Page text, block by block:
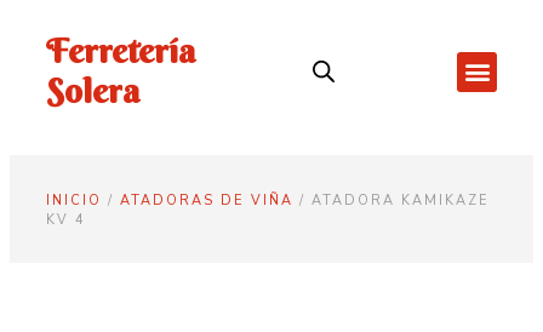
Ferretería
Solera
INICIO / ATADORAS DE VIÑA / ATADORA KAMIKAZE
KV 4